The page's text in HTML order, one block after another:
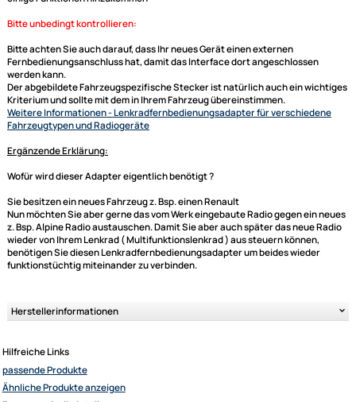
Signale wie der Speed Pulse (Geschwindigkeitssignal), Zündungsplus,
Daten werden dann aber auch immer gesondert in der Beschreibung mit
aufgeführt.
generell unterstützte Funktionen:
Laut -- Leise
Sender skip (hoch/runter)
je nach Gegebenheit (sprich Radio und Lenkradbedieneinheit) können
einige Funktionen hinzukommen
Bitte unbedingt kontrollieren:
Bitte achten Sie auch darauf, dass Ihr neues Gerät einen externen
Fernbedienungsanschluss hat, damit das Interface dort angeschlossen
Kriterium und sollte mit dem in Ihrem Fahrzeug übereinstimmen.
Weitere Informationen- Lenkradfernbedienungsadapter für
Ergänzende Erklärung:
Wofür wird dieser Adapter eigentlich benötigt ?
Ultramall
Wir versenden mit
Unsere Leistungen